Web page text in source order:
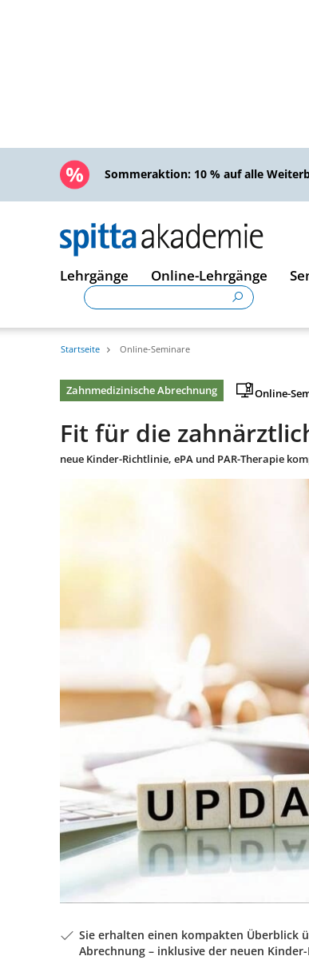
Sommeraktion: 10 % auf alle
Lehrgänge Online-Lehrgänge
Startseite Online-Seminare
Zahnmedizinische Abrechnung Online-
Fit für die
neue Kinder-Richtlinie, ePA und PAR-Therapie
Sie erhalten einen kompakten Überblick
Abrechnung – inklusive der neuen